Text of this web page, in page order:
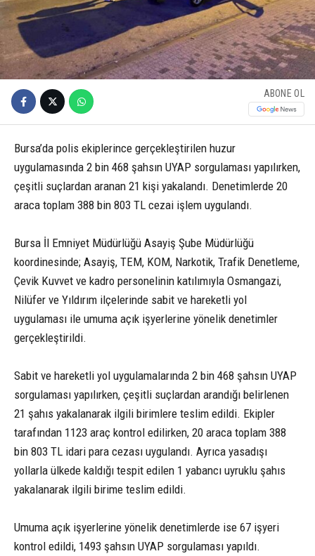
ABONE OL
Bursa’da polis ekiplerince gerçekleştirilen huzur
uygulamasında 2 bin 468 şahsın UYAP sorgulaması yapılırken,
çeşitli suçlardan aranan 21 kişi yakalandı. Denetimlerde 20
araca toplam 388 bin 803 TL cezai işlem uygulandı.
Bursa İl Emniyet Müdürlüğü Asayiş Şube Müdürlüğü
koordinesinde; Asayiş, TEM, KOM, Narkotik, Trafik Denetleme,
Çevik Kuvvet ve kadro personelinin katılımıyla Osmangazi,
Nilüfer ve Yıldırım ilçelerinde sabit ve hareketli yol
uygulaması ile umuma açık işyerlerine yönelik denetimler
gerçekleştirildi.
Sabit ve hareketli yol uygulamalarında 2 bin 468 şahsın UYAP
sorgulaması yapılırken, çeşitli suçlardan arandığı belirlenen
21 şahıs yakalanarak ilgili birimlere teslim edildi. Ekipler
tarafından 1123 araç kontrol edilirken, 20 araca toplam 388
bin 803 TL idari para cezası uygulandı. Ayrıca yasadışı
yollarla ülkede kaldığı tespit edilen 1 yabancı uyruklu şahıs
yakalanarak ilgili birime teslim edildi.
Umuma açık işyerlerine yönelik denetimlerde ise 67 işyeri
kontrol edildi, 1493 şahsın UYAP sorgulaması yapıldı.